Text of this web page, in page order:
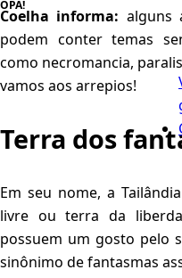
Coelha informa: alguns
podem conter temas
como necromancia,
vamos aos arrepios!
Terra dos
Em seu nome, a
livre ou terra da
possuem um gosto pelo
sinônimo de fantasmas